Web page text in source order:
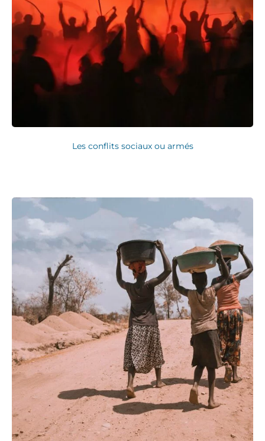
Les conflits sociaux ou armés